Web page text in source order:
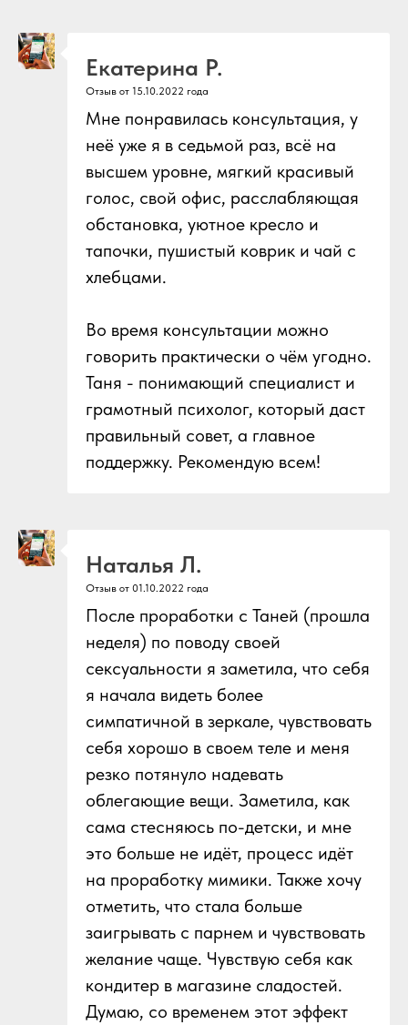
Екатерина Р.
Отзыв от 15.10.2022 года
Мне понравилась консультация, у
неё уже я в седьмой раз, всё на
высшем уровне, мягкий красивый
голос, свой офис, расслабляющая
обстановка, уютное кресло и
тапочки, пушистый коврик и чай с
хлебцами.
Во время консультации можно
говорить практически о чём угодно.
Таня - понимающий специалист и
грамотный психолог, который даст
правильный совет, а главное
поддержку. Рекомендую всем!
Наталья Л.
Отзыв от 01.10.2022 года
После проработки с Таней (прошла
неделя) по поводу своей
сексуальности я заметила, что себя
я начала видеть более
симпатичной в зеркале, чувствовать
себя хорошо в своем теле и меня
резко потянуло надевать
облегающие вещи. Заметила, как
сама стесняюсь по-детски, и мне
это больше не идёт, процесс идёт
на проработку мимики. Также хочу
отметить, что стала больше
заигрывать с парнем и чувствовать
желание чаще. Чувствую себя как
кондитер в магазине сладостей.
Думаю, со временем этот эффект